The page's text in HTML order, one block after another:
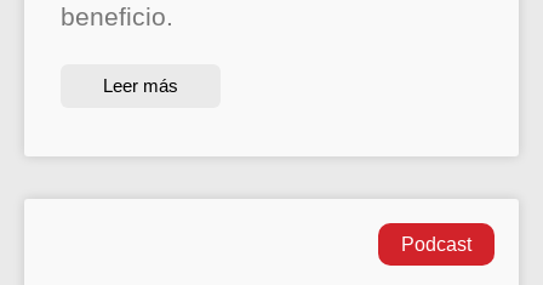
beneficio.
Leer más
Podcast